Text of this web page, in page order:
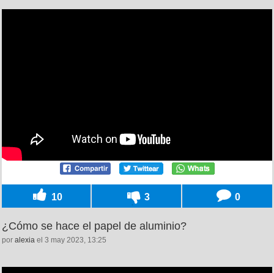
10 3 0
¿Cómo se hace el papel de aluminio?
por alexia el 3 may 2023, 13:25